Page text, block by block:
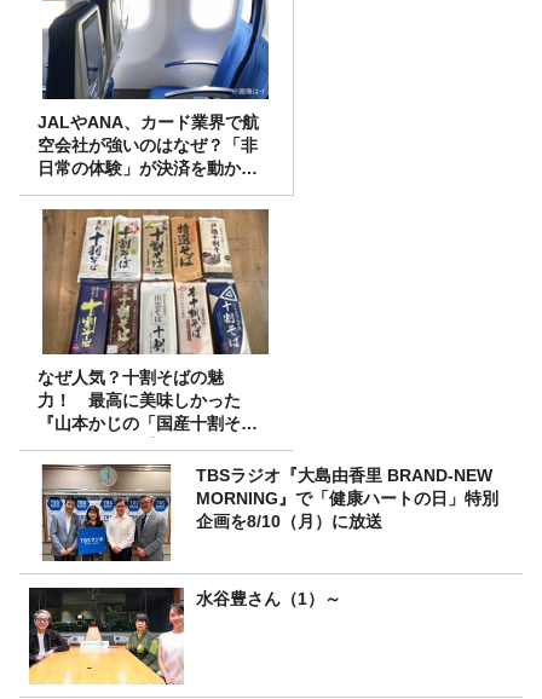
JALやANA、カード業界で航
空会社が強いのはなぜ？「非
日常の体験」が決済を動かす
理由
なぜ人気？十割そばの魅
力！ 最高に美味しかった
『山本かじの「国産十割そ
ば」』とは？【十割そば10種
食べ比べ】
TBSラジオ『大島由香里 BRAND-NEW
MORNING』で「健康ハートの日」特別
企画を8/10（月）に放送
水谷豊さん（1）～